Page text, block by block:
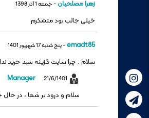
زهرا مصلحیان - جمعه 1 آذر 1398
خیلی جالب بود متشکرم
emadt85- پنج شنبه 17 شهریور 1401
سلام . چرا سایت گزینه سبد خرید
Manager21/6/1401
سلام و درود بر شما ، در حال حاضر